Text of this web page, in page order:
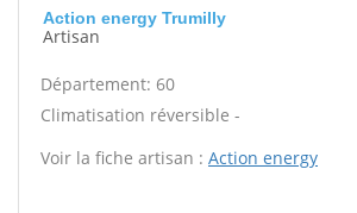
Action energy Trumilly
Artisan
Département: 60
Climatisation réversible -
Voir la fiche artisan : Action energy